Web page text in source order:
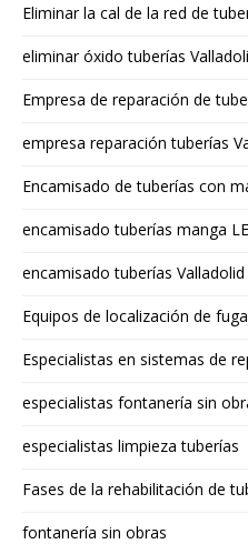
Eliminar la cal de la red de
eliminar óxido tuberías
Empresa de reparación de
empresa reparación tuberías
Encamisado de tuberías con
encamisado tuberías manga
encamisado tuberías Valladolid
Equipos de localización de
Especialistas en sistemas de
especialistas fontanería sin
especialistas limpieza tuberías
Fases de la rehabilitación de
fontanería sin obras